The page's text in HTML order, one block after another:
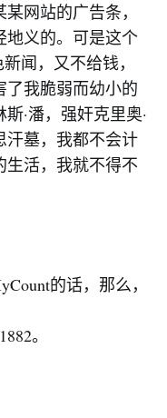
网站的广告条，
地义的。可是这个
闻，又不给钱，
了我脆弱而幼小的
·潘，强奸克里奥·
汗墓，我都不会计
活，我就不得不
的话，那么，
。